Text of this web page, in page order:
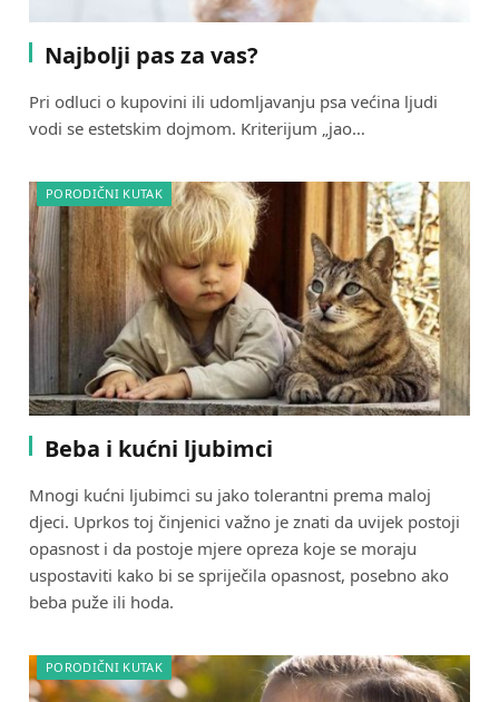
Najbolji pas za vas?
Pri odluci o kupovini ili udomljavanju psa većina ljudi
vodi se estetskim dojmom. Kriterijum „jao…
PORODIČNI KUTAK
Beba i kućni ljubimci
Mnogi kućni ljubimci su jako tolerantni prema maloj
djeci. Uprkos toj činjenici važno je znati da uvijek postoji
opasnost i da postoje mjere opreza koje se moraju
uspostaviti kako bi se spriječila opasnost, posebno ako
beba puže ili hoda.
PORODIČNI KUTAK